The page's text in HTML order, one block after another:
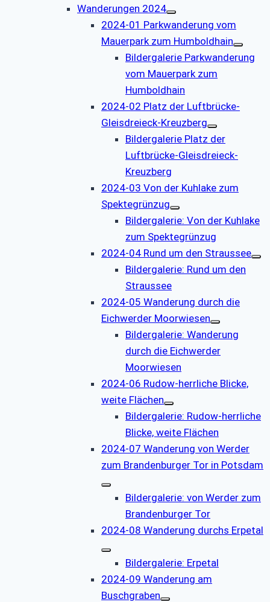
Wanderungen 2024
2024-01 Parkwanderung vom
Mauerpark zum Humboldhain
Bildergalerie Parkwanderung
vom Mauerpark zum
Humboldhain
2024-02 Platz der Luftbrücke-
Gleisdreieck-Kreuzberg
Bildergalerie Platz der
Luftbrücke-Gleisdreieck-
Kreuzberg
2024-03 Von der Kuhlake zum
Spektegrünzug
Bildergalerie: Von der Kuhlake
zum Spektegrünzug
2024-04 Rund um den Straussee
Bildergalerie: Rund um den
Straussee
2024-05 Wanderung durch die
Eichwerder Moorwiesen
Bildergalerie: Wanderung
durch die Eichwerder
Moorwiesen
2024-06 Rudow-herrliche Blicke,
weite Flächen
Bildergalerie: Rudow-herrliche
Blicke, weite Flächen
2024-07 Wanderung von Werder
zum Brandenburger Tor in Potsdam
Bildergalerie: von Werder zum
Brandenburger Tor
2024-08 Wanderung durchs Erpetal
Bildergalerie: Erpetal
2024-09 Wanderung am
Buschgraben